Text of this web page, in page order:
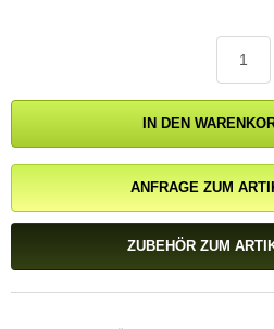
IN DEN
ANFRAGE ZUM
ZUBEHÖR ZUM